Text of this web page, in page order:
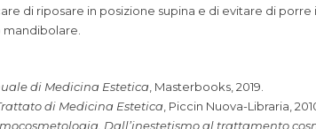
di riposare in posizione supina e di evitare di
di Medicina Estetica , Masterbooks, 2019.
di Medicina Estetica , Piccin Nuova-Libraria,
Dall’inestetismo al trattamento